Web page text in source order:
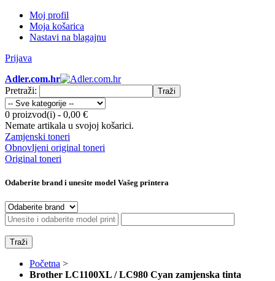
Moj profil
Moja košarica
Nastavi na blagajnu
Prijava
Adler.com.hr
Pretraži:
Traži
0 proizvod(i) - 0,00 €
Nemate artikala u svojoj košarici.
Zamjenski toneri
Obnovljeni original toneri
Original toneri
Odaberite brand i unesite model Vašeg printera
Traži
Početna >
Brother LC1100XL / LC980 Cyan zamjenska tinta